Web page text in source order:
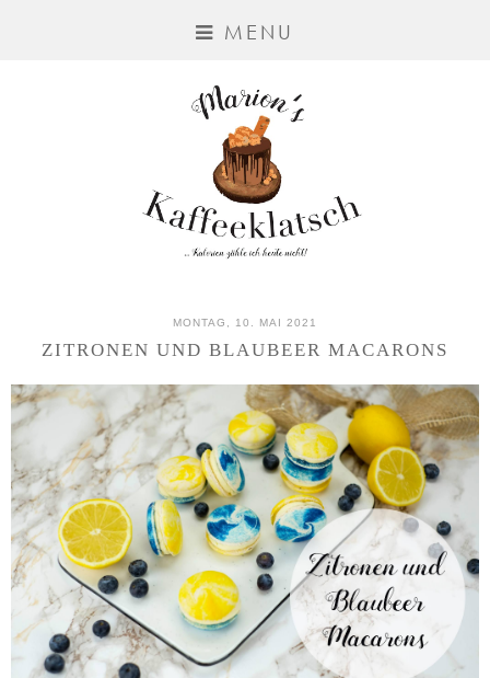
MENU
MONTAG, 10. MAI 2021
ZITRONEN UND BLAUBEER MACARONS